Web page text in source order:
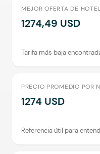
MEJOR OFERTA DE HOTEL
1274,49 USD
Tarifa más baja
PRECIO PROMEDIO POR
1274 USD
Referencia útil para